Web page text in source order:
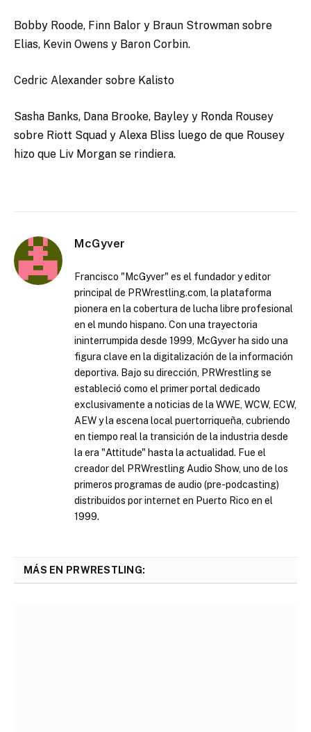
Bobby Roode, Finn Balor y Braun Strowman sobre
Elias, Kevin Owens y Baron Corbin.
Cedric Alexander sobre Kalisto
Sasha Banks, Dana Brooke, Bayley y Ronda Rousey
sobre Riott Squad y Alexa Bliss luego de que Rousey
hizo que Liv Morgan se rindiera.
McGyver
Francisco "McGyver" es el fundador y editor
principal de PRWrestling.com, la plataforma
pionera en la cobertura de lucha libre profesional
en el mundo hispano. Con una trayectoria
ininterrumpida desde 1999, McGyver ha sido una
figura clave en la digitalización de la información
deportiva. Bajo su dirección, PRWrestling se
estableció como el primer portal dedicado
exclusivamente a noticias de la WWE, WCW, ECW,
AEW y la escena local puertorriqueña, cubriendo
en tiempo real la transición de la industria desde
la era "Attitude" hasta la actualidad. Fue el
creador del PRWrestling Audio Show, uno de los
primeros programas de audio (pre-podcasting)
distribuidos por internet en Puerto Rico en el
1999.
MÁS EN PRWRESTLING: